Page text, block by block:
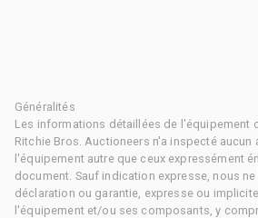
Généralités
Les informations détaillées de l'équipement
Ritchie Bros. Auctioneers n'a inspecté
l'équipement autre que ceux expressément
document. Sauf indication expresse, nous
déclaration ou garantie, expresse ou
l'équipement et/ou ses composants, y